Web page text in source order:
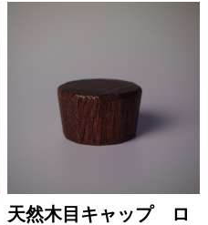
天然木目キャップ ロ